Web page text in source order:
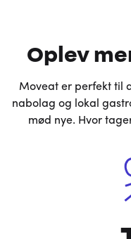
Oplev
Moveat er perfekt til
nabolag og lokal
mød nye. Hvor